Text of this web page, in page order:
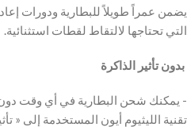
يضمن عمراً طويلاً للبطارية ودورات
التي تحتاجها لالتقاط لقطات استثنائية.
‫ بدون تأثير الذاكرة
‫- يمكنك شحن البطارية في أي وقت دون
تقنية الليثيوم أيون المستخدمة إلى «